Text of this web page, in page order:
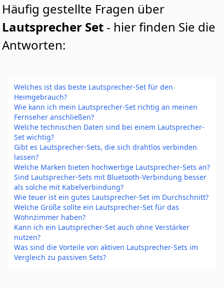
Häufig gestellte Fragen über
Lautsprecher Set - hier finden Sie die
Antworten:
Welches ist das beste Lautsprecher-Set für den
Heimgebrauch?
Wie kann ich mein Lautsprecher-Set richtig an meinen
Fernseher anschließen?
Welche technischen Daten sind bei einem Lautsprecher-
Set wichtig?
Gibt es Lautsprecher-Sets, die sich drahtlos verbinden
lassen?
Welche Marken bieten hochwertige Lautsprecher-Sets an?
Sind Lautsprecher-Sets mit Bluetooth-Verbindung besser
als solche mit Kabelverbindung?
Wie teuer ist ein gutes Lautsprecher-Set im Durchschnitt?
Welche Größe sollte ein Lautsprecher-Set für das
Wohnzimmer haben?
Kann ich ein Lautsprecher-Set auch ohne Verstärker
nutzen?
Was sind die Vorteile von aktiven Lautsprecher-Sets im
Vergleich zu passiven Sets?